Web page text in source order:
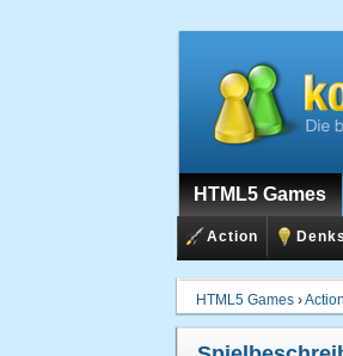
HTML5 Games
Action
HTML5 Games ›Action